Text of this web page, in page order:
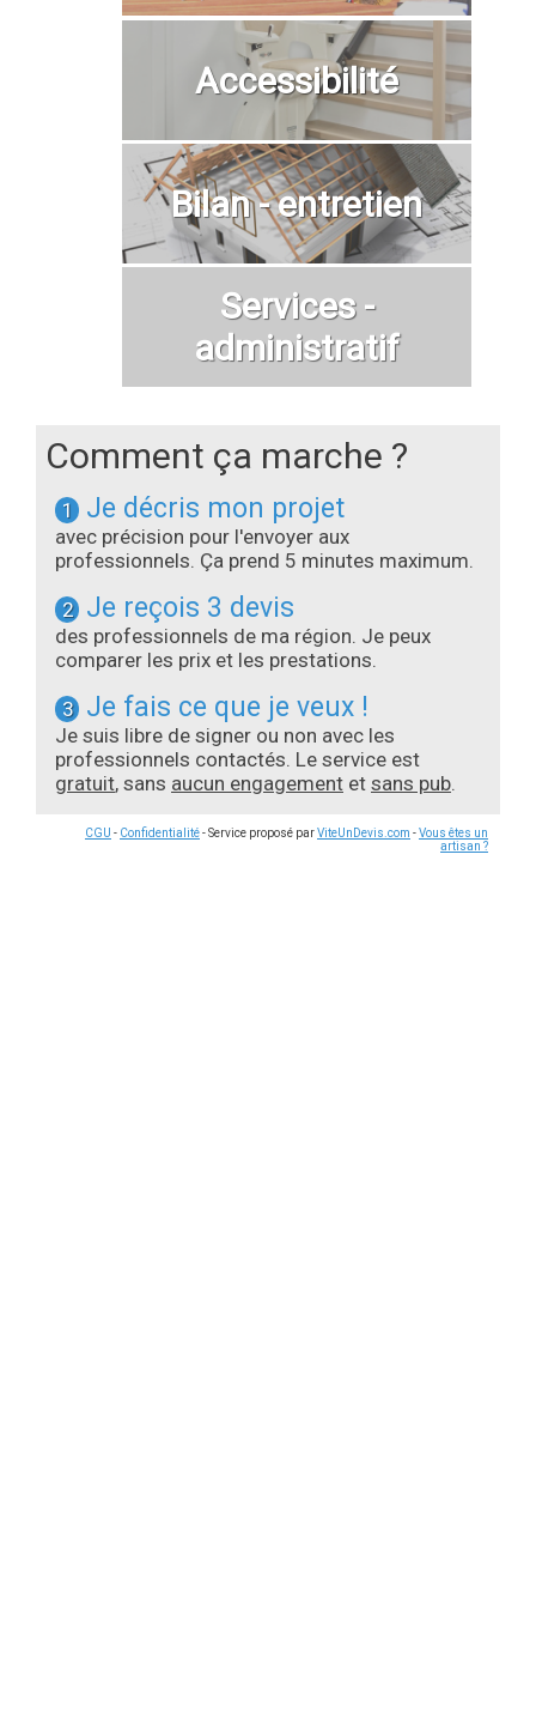
Accessibilité
Bilan - entretien
Services -
administratif
Comment ça marche ?
1 Je décris mon projet
avec précision pour l'envoyer aux
professionnels. Ça prend 5 minutes maximum.
2 Je reçois 3 devis
des professionnels de ma région. Je peux
comparer les prix et les prestations.
3 Je fais ce que je veux !
Je suis libre de signer ou non avec les
professionnels contactés. Le service est
gratuit, sans aucun engagement et sans pub.
CGU - Confidentialité- Service proposé parViteUnDevis.com -Vous êtes un
artisan ?